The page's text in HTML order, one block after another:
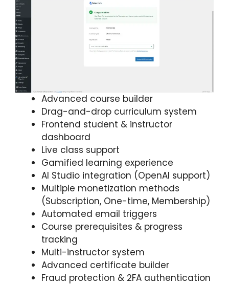
Advanced course builder
Drag-and-drop curriculum system
Frontend student & instructor
dashboard
Live class support
Gamified learning experience
AI Studio integration (OpenAI support)
Multiple monetization methods
(Subscription, One-time, Membership)
Automated email triggers
Course prerequisites & progress
tracking
Multi-instructor system
Advanced certificate builder
Fraud protection & 2FA authentication